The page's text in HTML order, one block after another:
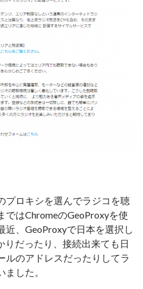
プロキシを選んでラジコを聴
ではChromeのGeoProxyを使
近、GeoProxyで日本を選択し
りだったり、接続出来ても日
ルのアドレスだったりしてラ
した。